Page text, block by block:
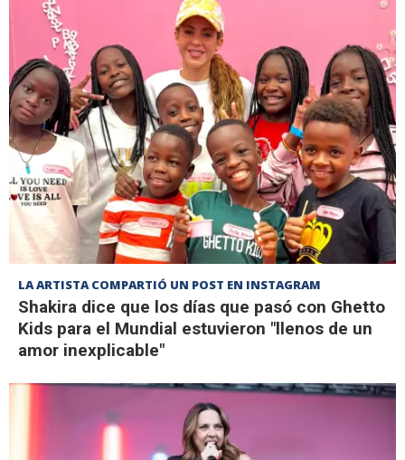
LA ARTISTA COMPARTIÓ UN POST EN INSTAGRAM
Shakira dice que los días que pasó con Ghetto
Kids para el Mundial estuvieron "llenos de un
amor inexplicable"